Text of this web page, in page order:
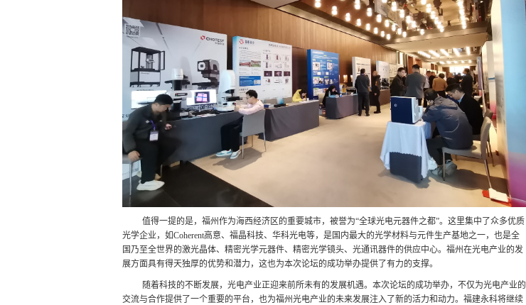
值得一提的是，福州作为海西经济区的重要城市，被誉为“全球光电元器件之都”。这里集中了众多优质
光学企业，如Coherent高意、福晶科技、华科光电等，是国内最大的光学材料与元件生产基地之一，也是全
国乃至全世界的激光晶体、精密光学元器件、精密光学镜头、光通讯器件的供应中心。福州在光电产业的发
展方面具有得天独厚的优势和潜力，这也为本次论坛的成功举办提供了有力的支撑。
随着科技的不断发展，光电产业正迎来前所未有的发展机遇。本次论坛的成功举办，不仅为光电产业的
交流与合作提供了一个重要的平台，也为福州光电产业的未来发展注入了新的活力和动力。福建永科将继续